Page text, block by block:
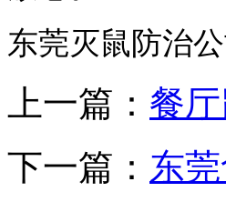
东莞灭鼠防治
上一篇： 餐
下一篇： 东